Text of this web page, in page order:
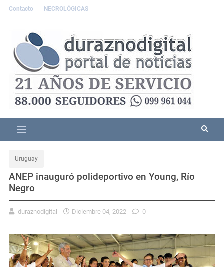
Contacto NECROLÓGICAS
Uruguay
ANEP inauguró polideportivo en Young, Río
Negro
duraznodigital Diciembre 04, 2022 0